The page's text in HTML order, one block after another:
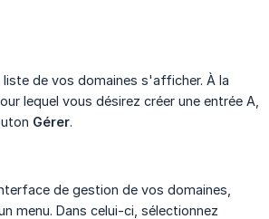
liste de vos domaines s'afficher. À la
lequel vous désirez créer une entrée A,
Gérer.
de gestion de vos domaines,
menu. Dans celui-ci, sélectionnez